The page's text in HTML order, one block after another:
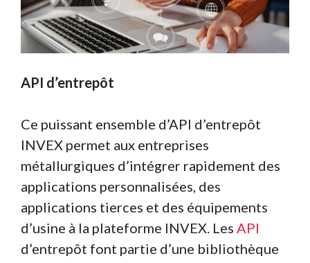
API d’entrepôt
Ce puissant ensemble d’API d’entrepôt
INVEX permet aux entreprises
métallurgiques d’intégrer rapidement des
applications personnalisées, des
applications tierces et des équipements
d’usine à la plateforme INVEX. Les API
d’entrepôt font partie d’une bibliothèque